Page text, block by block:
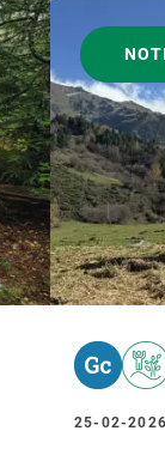
25-02-2026